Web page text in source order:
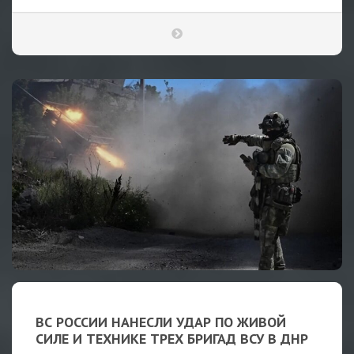
ВС РОССИИ НАНЕСЛИ УДАР ПО ЖИВОЙ
СИЛЕ И ТЕХНИКЕ ТРЕХ БРИГАД ВСУ В ДНР